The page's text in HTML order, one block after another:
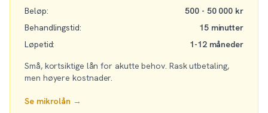
Beløp:
500 - 50 000 kr
Behandlingstid:
15 minutter
Løpetid:
1-12 måneder
Små, kortsiktige lån for akutte behov. Rask utbetaling,
men høyere kostnader.
Se mikrolån →